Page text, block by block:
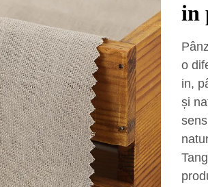
in
o
in,
și